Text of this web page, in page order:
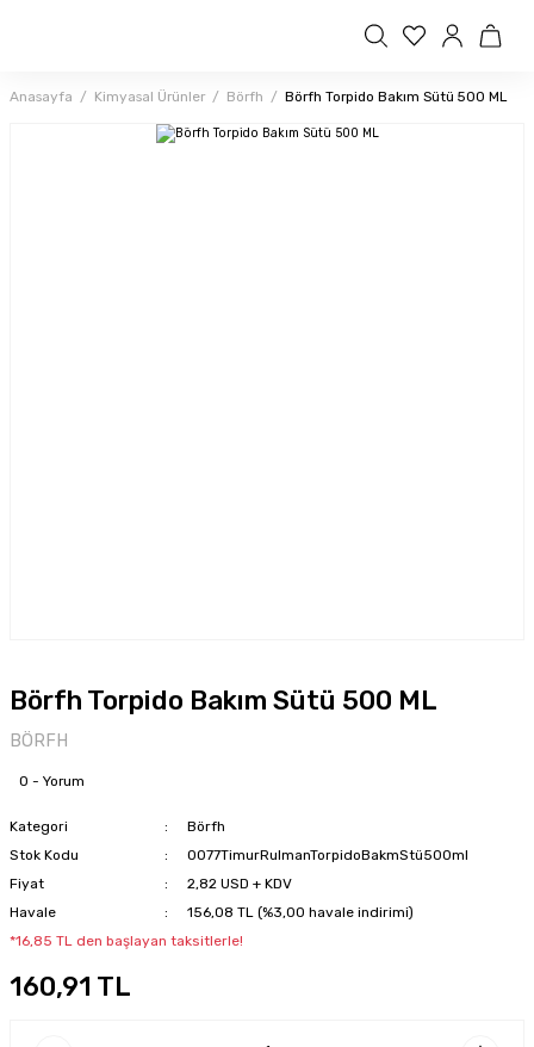
Anasayfa Kimyasal Ürünler Börfh Börfh Torpido Bakım Sütü 500 ML
Börfh Torpido Bakım Sütü 500 ML
BÖRFH
0 - Yorum
Kategori
Börfh
Stok Kodu
0077TimurRulmanTorpidoBakmStü500ml
Fiyat
2,82 USD + KDV
Havale
156,08 TL (%3,00 havale indirimi)
*16,85 TL den başlayan taksitlerle!
160,91 TL